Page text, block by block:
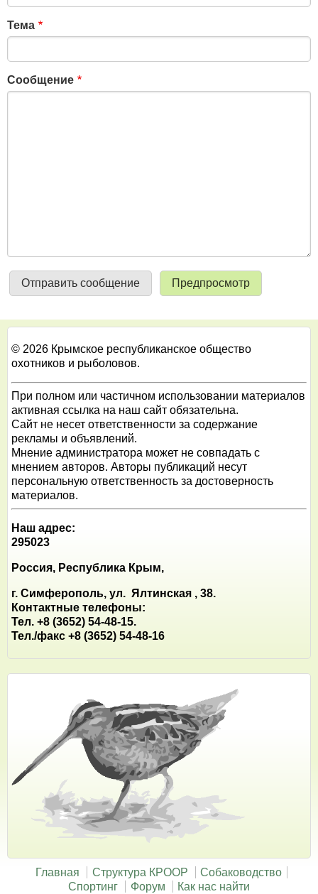
Тема
Сообщение
© 2026 Крымское республиканское общество
охотников и рыболовов.
При полном или частичном использовании материалов
активная ссылка на наш сайт обязательна.
Сайт не несет ответственности за содержание
рекламы и объявлений.
Мнение администратора может не совпадать с
мнением авторов. Авторы публикаций несут
персональную ответственность за достоверность
материалов.
Наш адрес:
295023
Россия, Республика Крым,
г. Симферополь, ул. Ялтинская , 38.
Контактные телефоны:
Тел. +8 (3652) 54-48-15.
Тел./факс +8 (3652) 54-48-16
Главная Структура КРООР
Собаководство
Спортинг
Форум Как нас найти